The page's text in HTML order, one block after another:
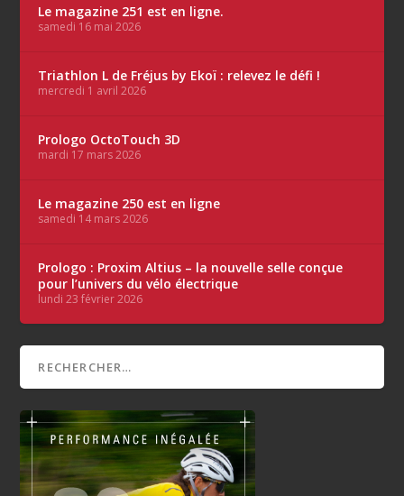
Le magazine 251 est en ligne.
samedi 16 mai 2026
Triathlon L de Fréjus by Ekoï : relevez le défi !
mercredi 1 avril 2026
Prologo OctoTouch 3D
mardi 17 mars 2026
Le magazine 250 est en ligne
samedi 14 mars 2026
Prologo : Proxim Altius – la nouvelle selle conçue
pour l’univers du vélo électrique
lundi 23 février 2026